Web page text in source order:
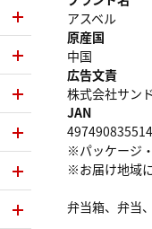
アスベル
原産国
中国
広告文責
株式会社サン
JAN
※パッケージ
※お届け地域
弁当箱、弁当